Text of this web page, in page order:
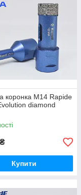
коронка М14 Rapide
diamond
₴
Купити